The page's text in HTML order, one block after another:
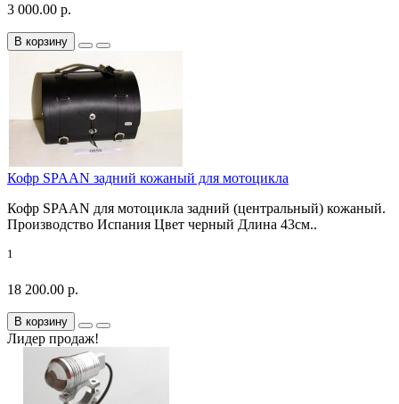
3 000.00 р.
В корзину
Кофр SPAAN задний кожаный для мотоцикла
Кофр SPAAN для мотоцикла задний (центральный) кожаный.
Производство Испания Цвет черный Длина 43см..
1
18 200.00 р.
В корзину
Лидер продаж!